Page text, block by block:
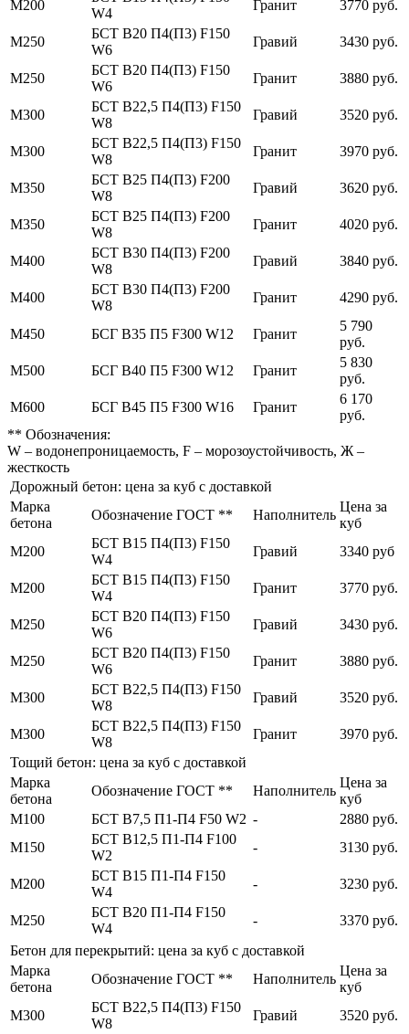
М200
W4
Гранит 3770 руб.
М250
БСТ В20 П4(П3) F150
W6
Гравий 3430 руб.
М250
БСТ В20 П4(П3) F150
W6
Гранит 3880 руб.
М300
БСТ В22,5 П4(П3) F150
W8
Гравий 3520 руб.
М300
БСТ В22,5 П4(П3) F150
W8
Гранит 3970 руб.
М350
БСТ В25 П4(П3) F200
W8
Гравий 3620 руб.
М350
БСТ В25 П4(П3) F200
W8
Гранит 4020 руб.
М400
БСТ В30 П4(П3) F200
W8
Гравий 3840 руб.
М400
БСТ В30 П4(П3) F200
W8
Гранит 4290 руб.
М450 БСГ В35 П5 F300 W12 Гранит
5 790
руб.
М500
БСГ В40 П5 F300 W12 Гранит
5 830
руб.
М600
БСГ В45 П5 F300 W16 Гранит
6 170
руб.
** Обозначения:
W – водонепроницаемость, F – морозоустойчивость, Ж –
жесткость
Дорожный бетон: цена за куб с доставкой
Марка
бетона
Обозначение ГОСТ ** Наполнитель
Цена за
куб
М200
БСТ В15 П4(П3) F150
W4
Гравий 3340 руб
М200
БСТ В15 П4(П3) F150
W4
Гранит 3770 руб.
М250
БСТ В20 П4(П3) F150
W6
Гравий 3430 руб.
М250
БСТ В20 П4(П3) F150
W6
Гранит 3880 руб.
М300
БСТ В22,5 П4(П3) F150
W8
Гравий 3520 руб.
М300
БСТ В22,5 П4(П3) F150
W8
Гранит
3970 руб.
Тощий бетон: цена за куб с доставкой
Марка
бетона
Обозначение ГОСТ ** Наполнитель
Цена за
куб
М100
БСТ В7,5 П1-П4 F50 W2 -
2880 руб.
М150
БСТ В12,5 П1-П4 F100
W2
- 3130 руб.
М200
БСТ В15 П1-П4 F150
W4
- 3230 руб.
М250
БСТ В20 П1-П4 F150
W4
-
3370 руб.
Бетон для перекрытий: цена за куб с доставкой
Марка
бетона
Обозначение ГОСТ ** Наполнитель
Цена за
куб
М300
БСТ В22,5 П4(П3) F150
W8
Гравий 3520 руб.